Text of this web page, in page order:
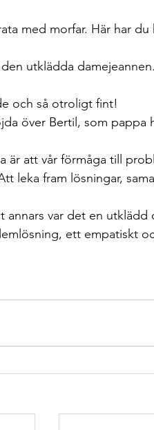
med morfar. Här har du
utklädda damejeannen.
och så otroligt fint!
över Bertil, som
är att vår förmåga till
leka fram lösningar,
annars var det en
ett empatiskt